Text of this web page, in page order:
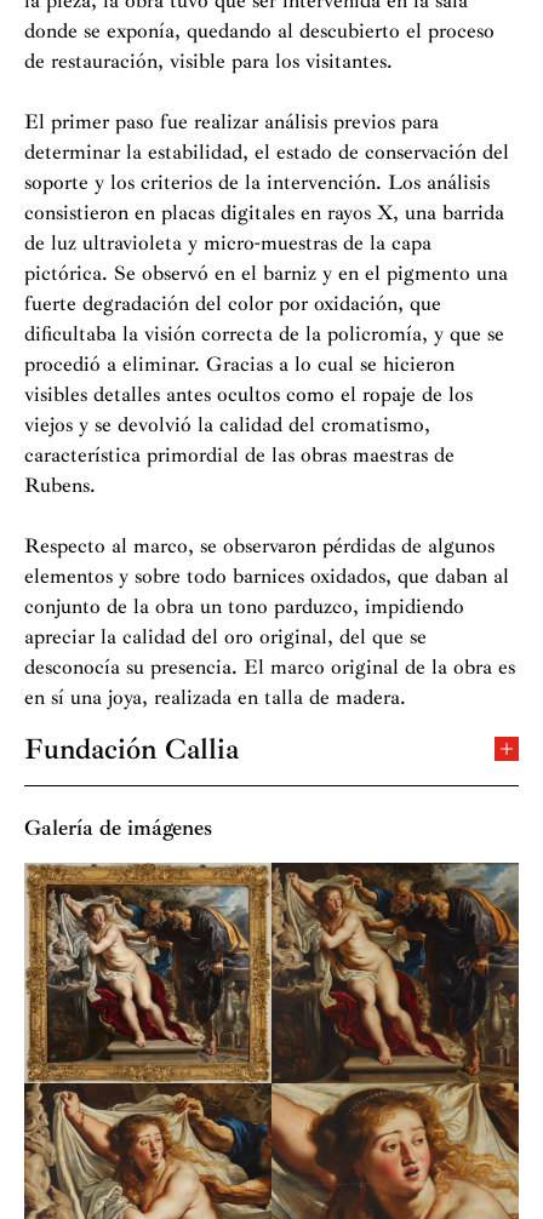
donde se exponía, quedando al descubierto el proceso
de restauración, visible para los visitantes.
El primer paso fue realizar análisis previos para
determinar la estabilidad, el estado de conservación del
soporte y los criterios de la intervención. Los análisis
consistieron en placas digitales en rayos X, una barrida
de luz ultravioleta y micro-muestras de la capa
pictórica. Se observó en el barniz y en el pigmento una
fuerte degradación del color por oxidación, que
dificultaba la visión correcta de la policromía, y que se
procedió a eliminar. Gracias a lo cual se hicieron
visibles detalles antes ocultos como el ropaje de los
viejos y se devolvió la calidad del cromatismo,
característica primordial de las obras maestras de
Rubens.
Respecto al marco, se observaron pérdidas de algunos
elementos y sobre todo barnices oxidados, que daban al
conjunto de la obra un tono parduzco, impidiendo
apreciar la calidad del oro original, del que se
desconocía su presencia. El marco original de la obra es
en sí una joya, realizada en talla de madera.
Fundación Callia
mecenazgo. Se fundamenta en la profunda convicción
de que el arte es una herramienta de transformación
social. La Fundación Callia es una incubadora de
grandes mecenas, donde a través del ejemplo se inspira
el compromiso social y se ponen en común iniciativas
para ejercitar el mecenazgo.
Los Premios Iberoamericanos de Mecenazgoson la
iniciativa más importante que desarrolla la Fundación.
Tienen como misión reconocer e inspirar a través del
ejemplo de grandes mecenas.
El jurado de este galardón está presidido por Carmen
Galería de imágenes